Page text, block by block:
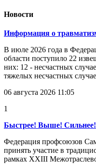
Новости
Информация о
В июле 2026 года в
области поступило 22
них: 12 - несчастных
тяжелых несчастных
06 августа 2026 11:05
1
Быстрее! Выше! Сильнее!
Федерация профсоюзов
принять участие в
рамках XXIII